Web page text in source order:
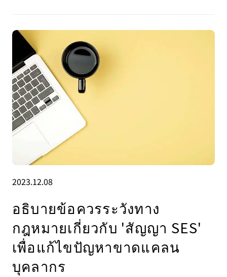
2023.12.08
อธิบายข้อควรระวังทาง
กฎหมายเกี่ยวกับ 'สัญญา SES'
เพื่อแก้ไขปัญหาขาดแคลน
บุคลากร